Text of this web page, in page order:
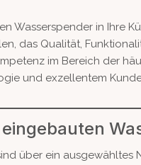
Wasserspender in Ihre
das Qualität,
im Bereich der
und exzellentem
über ein